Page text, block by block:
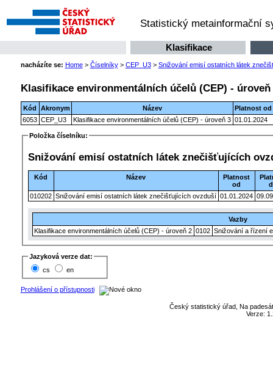
Statistický metainformační
Klasifikace
nacházíte se: Home> Číselníky> CEP_U3> Snižování emisí ostatních látek
Klasifikace environmentálních účelů (CEP) - úroveň
Kód Akronym Název
Platnost od
6053 CEP_U3 Klasifikace environmentálních účelů (CEP) - úroveň 3 01.01.2024
Položka číselníku:
Snižování emisí ostatních látek znečišťujících
Kód Název
Platnost
od
010202 Snižování emisí ostatních látek znečišťujících ovzduší 01.01.2024
Vazby
Klasifikace environmentálních účelů (CEP) - úroveň 2 0102 Snižování a řízení
Jazyková verze dat:
cs
en
Prohlášení o přístupnosti
Český statistický úřad, Na
Verze: